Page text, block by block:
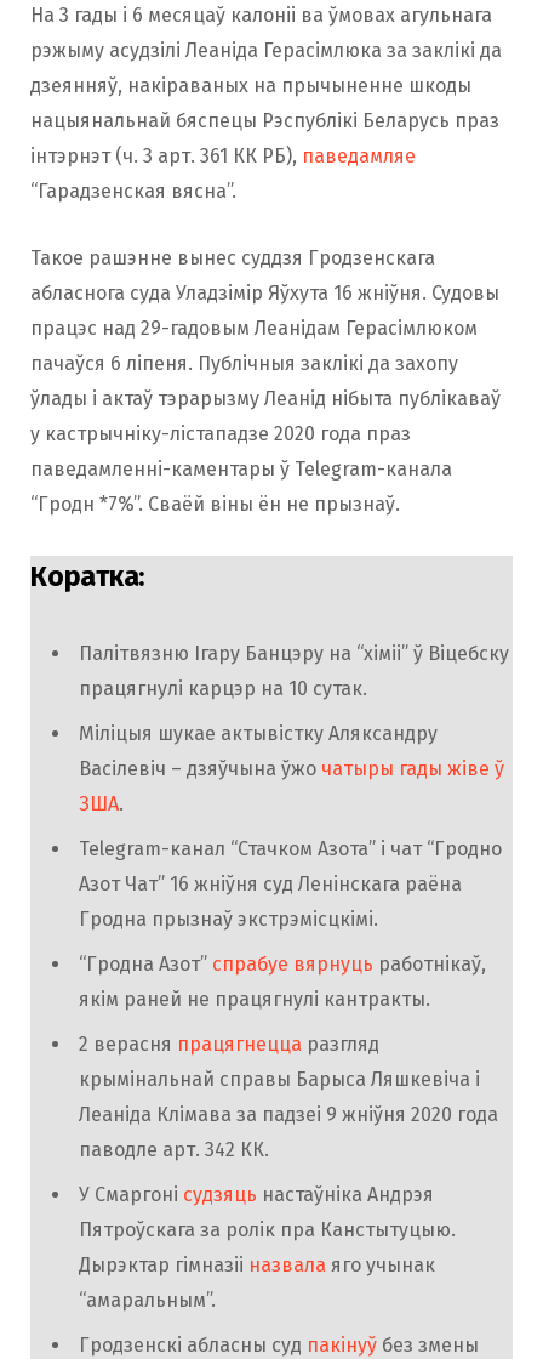
На 3 гады і 6 месяцаў калоніі ва ўмовах агульнага
рэжыму асудзілі Леаніда Герасімлюка за заклікі да
дзеянняў, накіраваных на прычыненне шкоды
нацыянальнай бяспецы Рэспублікі Беларусь праз
інтэрнэт (ч. 3 арт. 361 КК РБ), паведамляе
“Гарадзенская вясна”.
Такое рашэнне вынес суддзя Гродзенскага
абласнога суда Уладзімір Яўхута 16 жніўня. Судовы
працэс над 29-гадовым Леанідам Герасімлюком
пачаўся 6 ліпеня. Публічныя заклікі да захопу
ўлады і актаў тэрарызму Леанід нібыта публікаваў
у кастрычніку-лістападзе 2020 года праз
паведамленні-каментары ў Telegram-канала
“Гродн *7%”. Сваёй віны ён не прызнаў.
Коратка:
Палітвязню Ігару Банцэру на “хіміі” ў Віцебску
працягнулі карцэр на 10 сутак.
Міліцыя шукае актывістку Аляксандру
Васілевіч – дзяўчына ўжо чатыры гады жіве ў
ЗША.
Telegram-канал “Стачком Азота” і чат “Гродно
Азот Чат” 16 жніўня суд Ленінскага раёна
Гродна прызнаў экстрэмісцкімі.
“Гродна Азот” спрабуе вярнуць работнікаў,
якім раней не працягнулі кантракты.
2 верасня працягнецца разгляд
крымінальнай справы Барыса Ляшкевіча і
Леаніда Клімава за падзеі 9 жніўня 2020 года
паводле арт. 342 КК.
У Смаргоні судзяць настаўніка Андрэя
Пятроўскага за ролік пра Канстытуцыю.
Дырэктар гімназіі назвала яго учынак
“амаральным”.
Гродзенскі абласны суд пакінуў без змены